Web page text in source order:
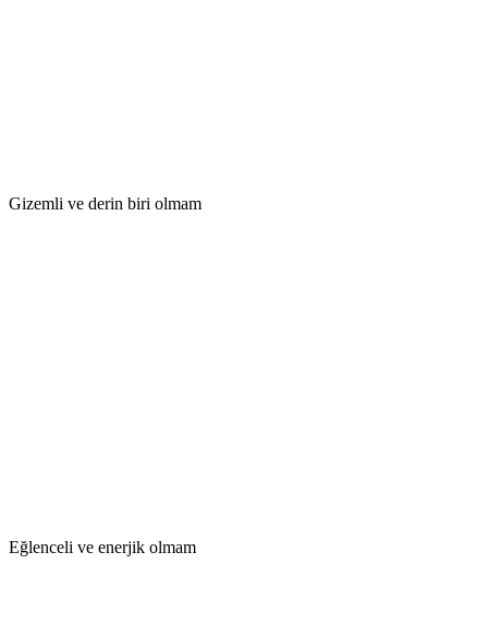
Gizemli ve derin biri olmam
Eğlenceli ve enerjik olmam